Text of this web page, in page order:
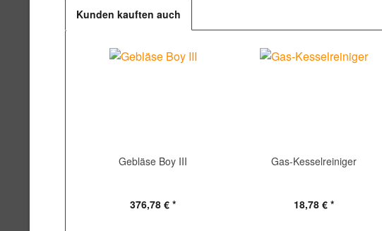
Kunden kauften auch
Gebläse Boy III
376,78 € *
Gas-Kesselreiniger
18,78 € *